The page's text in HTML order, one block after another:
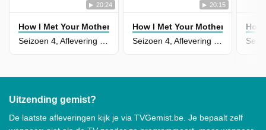
20:24
How I Met Your Mother
20:15
How I Met Your Mother
How
Uitzending gemist?
De laatste afleveringen kijk je via TVGemist.be. Je bepaalt zelf